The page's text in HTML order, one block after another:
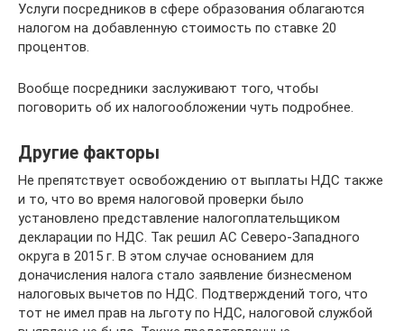
Услуги посредников в сфере образования облагаются
налогом на добавленную стоимость по ставке 20
процентов.
Вообще посредники заслуживают того, чтобы
поговорить об их налогообложении чуть подробнее.
Другие факторы
Не препятствует освобождению от выплаты НДС также
и то, что во время налоговой проверки было
установлено представление налогоплательщиком
декларации по НДС. Так решил АС Северо-Западного
округа в 2015 г. В этом случае основанием для
доначисления налога стало заявление бизнесменом
налоговых вычетов по НДС. Подтверждений того, что
тот не имел прав на льготу по НДС, налоговой службой